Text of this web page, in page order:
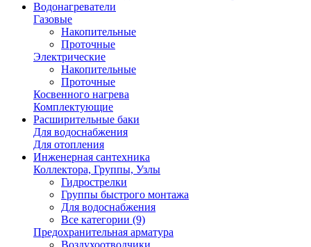
Водонагреватели
Газовые
Накопительные
Проточные
Электрические
Накопительные
Проточные
Косвенного нагрева
Комплектующие
Расширительные баки
Для водоснабжения
Для отопления
Инженерная сантехника
Коллектора, Группы, Узлы
Гидрострелки
Группы быстрого монтажа
Для водоснабжения
Все категории (9)
Предохранительная арматура
Воздухоотводчики